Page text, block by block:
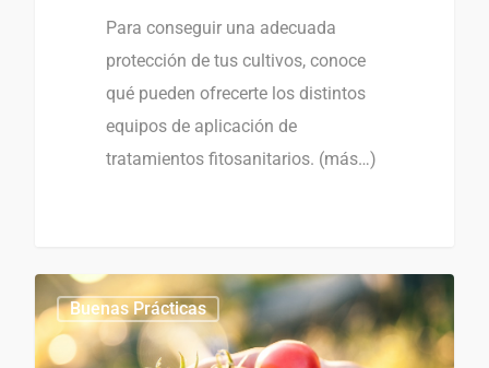
Para conseguir una adecuada
protección de tus cultivos, conoce
qué pueden ofrecerte los distintos
equipos de aplicación de
tratamientos fitosanitarios. (más…)
Buenas Prácticas